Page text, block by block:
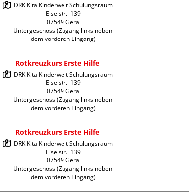
DRK Kita Kinderwelt Schulungsraum
Eiselstr.  139
07549 Gera
Untergeschoss (Zugang links neben
dem vorderen Eingang)
Rotkreuzkurs Erste Hilfe
DRK Kita Kinderwelt Schulungsraum
Eiselstr.  139
07549 Gera
Untergeschoss (Zugang links neben
dem vorderen Eingang)
Rotkreuzkurs Erste Hilfe
DRK Kita Kinderwelt Schulungsraum
Eiselstr.  139
07549 Gera
Untergeschoss (Zugang links neben
dem vorderen Eingang)